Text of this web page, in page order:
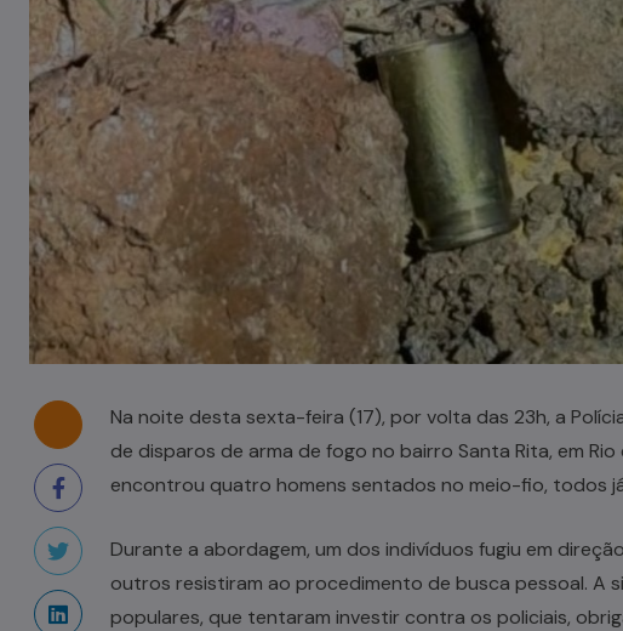
Na noite desta sexta-feira (17), por volta das 23h, a
de disparos de arma de fogo no bairro Santa Rita, em
encontrou quatro homens sentados no meio-fio, todos
Durante a abordagem, um dos indivíduos fugiu em
outros resistiram ao procedimento de busca pessoal. A
populares, que tentaram investir contra os policiais,